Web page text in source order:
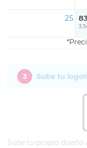
25
3 Sube tu
Sube tu propio diseño